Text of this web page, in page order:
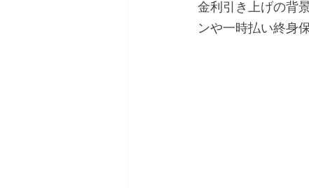
金利引き上げの背
ンや一時払い終身